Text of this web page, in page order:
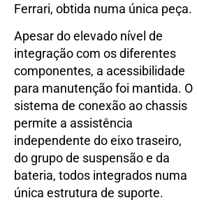
Ferrari, obtida numa única peça.
Apesar do elevado nível de
integração com os diferentes
componentes, a acessibilidade
para manutenção foi mantida. O
sistema de conexão ao chassis
permite a assistência
independente do eixo traseiro,
do grupo de suspensão e da
bateria, todos integrados numa
única estrutura de suporte.